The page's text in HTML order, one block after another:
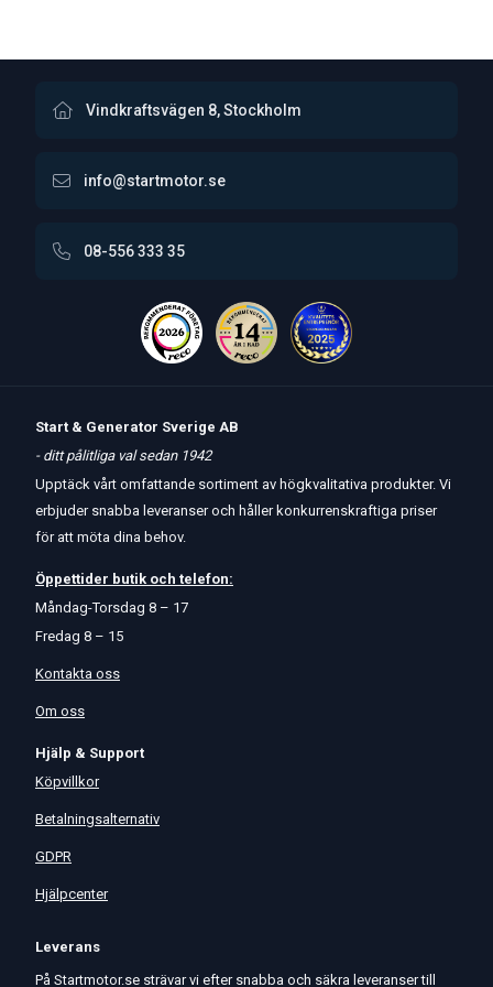
avseende.
Vindkraftsvägen 8, Stockholm
info@startmotor.se
08-556 333 35
Start & Generator Sverige AB
- ditt pålitliga val sedan 1942
Upptäck vårt omfattande sortiment av högkvalitativa produkter. Vi
erbjuder snabba leveranser och håller konkurrenskraftiga priser
för att möta dina behov.
Öppettider butik och telefon:
Måndag-Torsdag 8 – 17
Fredag 8 – 15
Kontakta oss
Om oss
Hjälp & Support
Köpvillkor
Betalningsalternativ
GDPR
Hjälpcenter
Leverans
På Startmotor.se strävar vi efter snabba och säkra leveranser till